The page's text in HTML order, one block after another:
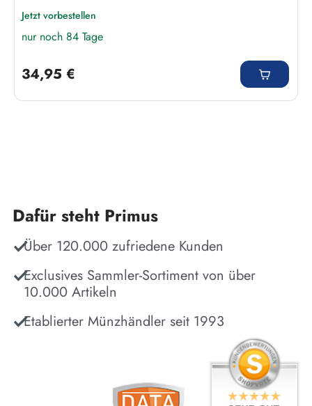
Jetzt vorbestellen
nur noch 84 Tage
34,95 €
Dafür steht Primus
Über 120.000 zufriedene Kunden
Exclusives Sammler-Sortiment von über
10.000 Artikeln
Etablierter Münzhändler seit 1993